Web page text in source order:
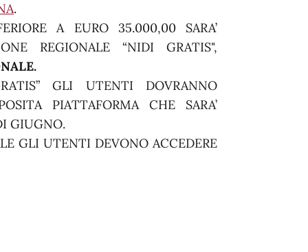
.
A EURO 35.000,00 SARA’
REGIONALE “NIDI GRATIS",
GLI UTENTI DOVRANNO
PIATTAFORMA CHE SARA’
GIUGNO.
GLI UTENTI DEVONO ACCEDERE